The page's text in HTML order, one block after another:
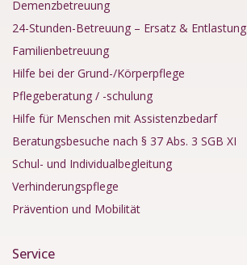
Demenzbetreuung
24-Stunden-Betreuung – Ersatz & Entlastung
Familienbetreuung
Hilfe bei der Grund-/Körperpflege
Pflegeberatung / -schulung
Hilfe für Menschen mit Assistenzbedarf
Beratungsbesuche nach § 37 Abs. 3 SGB XI
Schul- und Individualbegleitung
Verhinderungspflege
Prävention und Mobilität
Service